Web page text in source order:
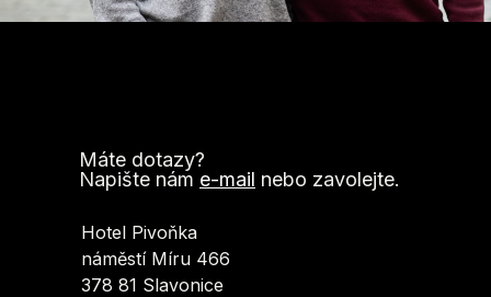
Máte dotazy?
Napište nám e-mail nebo zavolejte.
Hotel Pivoňka
náměstí Míru 466
378 81 Slavonice